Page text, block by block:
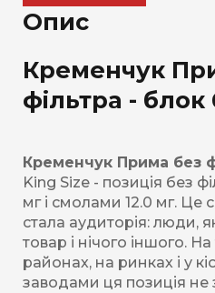
Опис
Кременчук
фільтра -
Кременчук Прима без
King Size - позиція без
мг і смолами 12.0 мг. Це
стала аудиторія: люди,
товар і нічого іншого.
районах, на ринках і у
заводами ця позиція не